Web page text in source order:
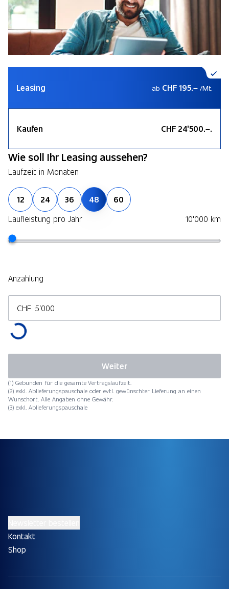
Leasing ab CHF 195.– /Mt.
Kaufen CHF 24'500.–.
Wie soll Ihr Leasing aussehen?
Laufzeit in Monaten
12 24 36 48
60
Laufleistung pro Jahr
10'000 km
Anzahlung
CHF
(1) Gebunden für die gesamte Vertragslaufzeit.
(2) exkl. Ablieferungspauschale oder evtl. gewünschter Lieferung an einen
Wunschort. Alle Angaben ohne Gewähr.
(3) exkl. Ablieferungspauschale
Weiter
Kontakt
Shop